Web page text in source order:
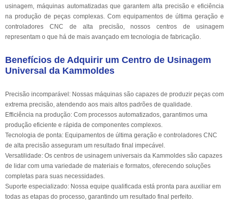
usinagem, máquinas automatizadas que garantem alta precisão e eficiência
na produção de peças complexas. Com equipamentos de última geração e
controladores CNC de alta precisão, nossos centros de usinagem
representam o que há de mais avançado em tecnologia de fabricação.
Benefícios de Adquirir um Centro de Usinagem
Universal da Kammoldes
Precisão incomparável: Nossas máquinas são capazes de produzir peças com
extrema precisão, atendendo aos mais altos padrões de qualidade.
Efficiência na produção: Com processos automatizados, garantimos uma
produção eficiente e rápida de componentes complexos.
Tecnologia de ponta: Equipamentos de última geração e controladores CNC
de alta precisão asseguram um resultado final impecável.
Versatilidade: Os centros de usinagem universais da Kammoldes são capazes
de lidar com uma variedade de materiais e formatos, oferecendo soluções
completas para suas necessidades.
Suporte especializado: Nossa equipe qualificada está pronta para auxiliar em
todas as etapas do processo, garantindo um resultado final perfeito.